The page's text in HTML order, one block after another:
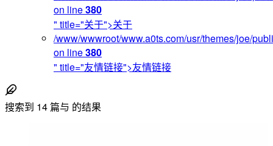
on line380
" title="关于">关于
/www/wwwroot/www.a0ts.com/usr/themes/joe/
on line380
" title="友情链接">友情链接
搜索到 14篇与 的结果